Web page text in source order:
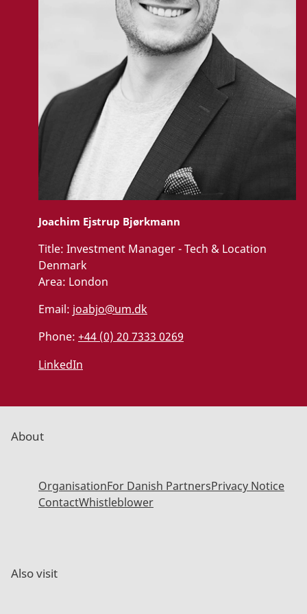
Joachim Ejstrup Bjørkmann
Title: Investment Manager - Tech & Location
Denmark
Area: London
Email: joabjo@um.dk
Phone: +44 (0) 20 7333 0269
LinkedIn
About
OrganisationFor Danish PartnersPrivacy Notice
ContactWhistleblower
Also visit